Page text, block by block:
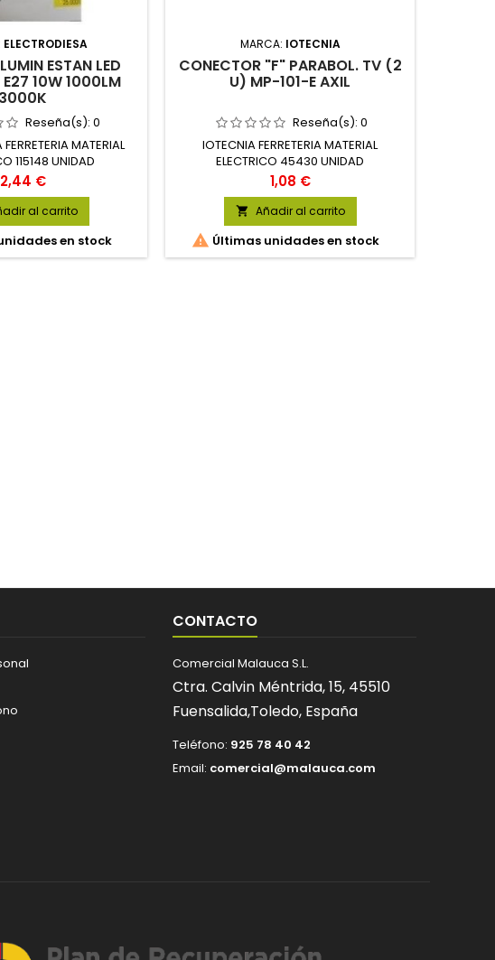
ELECTRODIESA
ESTAN LED
E27 10W 1000LM
3000K
Reseña(s): 0
MATERIAL
115148 UNIDAD
Precio
2,44 €
al carrito
en stock
MARCA: IOTECNIA
CONECTOR "F" PARABOL. TV (2
U) MP-101-E AXIL
Reseña(s): 0
IOTECNIA FERRETERIA MATERIAL
ELECTRICO 45430 UNIDAD
Precio
1,08 €
 Añadir al carrito
 Últimas unidades en stock
CONTACTO
Comercial Malauca S.L.
Ctra. Calvin Méntrida, 15, 45510
Fuensalida,Toledo, España
Teléfono: 925 78 40 42
Email: comercial@malauca.com